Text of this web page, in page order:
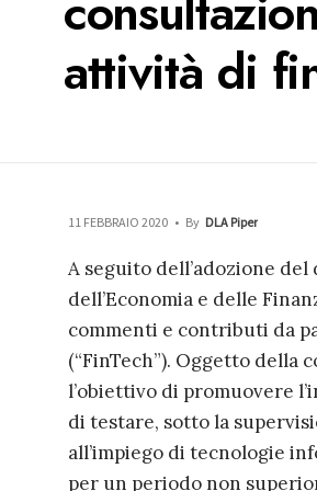
attività di
11 FEBBRAIO 2020 • By DLA Piper
A seguito dell’adozione
dell’Economia e delle
commenti e contributi da
(“FinTech”). Oggetto della
l’obiettivo di promuovere
di testare, sotto la
all’impiego di tecnologie
per un periodo non